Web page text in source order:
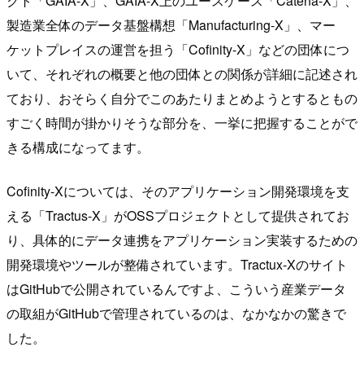
製造業全体のデータ基盤構想「Manufacturing-X」、マー
ケットプレイスの運営を担う「Cofinity-X」などの団体につ
いて、それぞれの概要と他の団体との関係が詳細に記述され
ており、おそらく自分でこのあたりまとめようとするともの
すごく時間が掛かりそうな部分を、一挙に把握することがで
きる構成になってます。
Cofinity-Xについては、そのアプリケーション開発環境を支
える「Tractus-X」がOSSプロジェクトとして提供されてお
り、具体的にデータ連携をアプリケーション実装するための
開発環境やツールが整備されています。Tractux-Xのサイト
はGitHubで公開されているんですよ、こういう産業データ
の取組がGitHubで管理されているのは、なかなかの驚きで
した。